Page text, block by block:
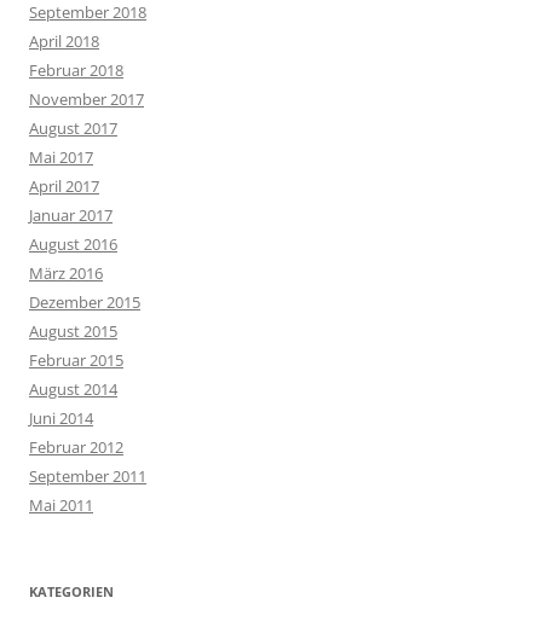
September 2018
April 2018
Februar 2018
November 2017
August 2017
Mai 2017
April 2017
Januar 2017
August 2016
März 2016
Dezember 2015
August 2015
Februar 2015
August 2014
Juni 2014
Februar 2012
September 2011
Mai 2011
KATEGORIEN